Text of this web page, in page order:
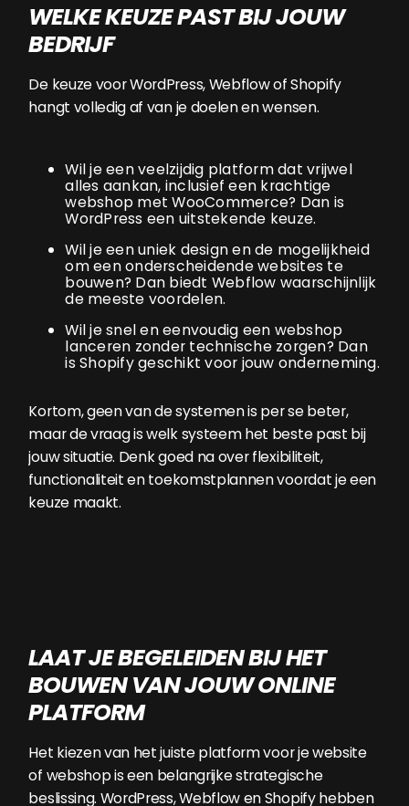
WELKE KEUZE PAST BIJ JOUW
BEDRIJF
De keuze voor WordPress, Webflow of Shopify
hangt volledig af van je doelen en wensen.
Wil je een veelzijdig platform dat vrijwel
alles aankan, inclusief een krachtige
webshop met WooCommerce? Dan is
WordPress een uitstekende keuze.
Wil je een uniek design en de mogelijkheid
om een onderscheidende websites te
bouwen? Dan biedt Webflow waarschijnlijk
de meeste voordelen.
Wil je snel en eenvoudig een webshop
lanceren zonder technische zorgen? Dan
is Shopify geschikt voor jouw onderneming.
Kortom, geen van de systemen is per se beter,
maar de vraag is welk systeem het beste past bij
jouw situatie. Denk goed na over flexibiliteit,
functionaliteit en toekomstplannen voordat je een
keuze maakt.
LAAT JE BEGELEIDEN BIJ HET
BOUWEN VAN JOUW ONLINE
PLATFORM
Het kiezen van het juiste platform voor je website
of webshop is een belangrijke strategische
beslissing. WordPress, Webflow en Shopify hebben